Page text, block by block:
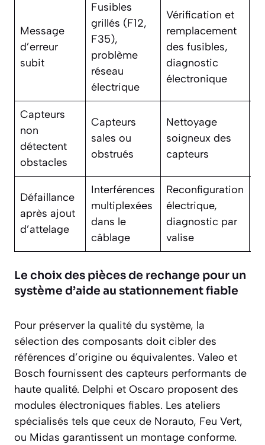
Message
d’erreur
subit
Fusibles
grillés (F12,
F35),
problème
réseau
électrique
Vérification et
remplacement
des fusibles,
diagnostic
électronique
Capteurs
non
détectent
obstacles
Capteurs
sales ou
obstrués
Nettoyage
soigneux des
capteurs
Défaillance
après ajout
d’attelage
Interférences
multiplexées
dans le
câblage
Reconfiguration
électrique,
diagnostic par
valise
Le choix des pièces de rechange pour un
système d’aide au stationnement fiable
Pour préserver la qualité du système, la
sélection des composants doit cibler des
références d’origine ou équivalentes. Valeo et
Bosch fournissent des capteurs performants de
haute qualité. Delphi et Oscaro proposent des
modules électroniques fiables. Les ateliers
spécialisés tels que ceux de Norauto, Feu Vert,
ou Midas garantissent un montage conforme.